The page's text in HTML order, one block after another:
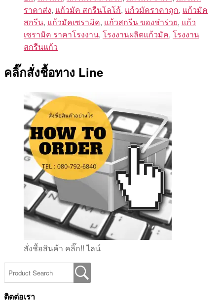
ราคาส่ง, แก้วมัค สกรีนโลโก้, แก้วมัคราคาถูก, แก้วมัค
สกรีน, แก้วมัคเซรามิค, แก้วสกรีน ของชําร่วย, แก้ว
เซรามิค ราคาโรงงาน, โรงงานผลิตแก้วมัค, โรงงาน
สกรีนแก้ว
คลิ๊กสั่งชื้อทาง Line
สั่งชื้อสินค้า คลิ๊ก!! ไลน์
ติดต่อเรา